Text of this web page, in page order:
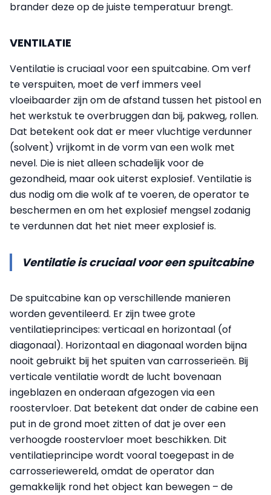
brander deze op de juiste temperatuur brengt.
VENTILATIE
Ventilatie is cruciaal voor een spuitcabine. Om verf
te verspuiten, moet de verf immers veel
vloeibaarder zijn om de afstand tussen het pistool en
het werkstuk te overbruggen dan bij, pakweg, rollen.
Dat betekent ook dat er meer vluchtige verdunner
(solvent) vrijkomt in de vorm van een wolk met
nevel. Die is niet alleen schadelijk voor de
gezondheid, maar ook uiterst explosief. Ventilatie is
dus nodig om die wolk af te voeren, de operator te
beschermen en om het explosief mengsel zodanig
te verdunnen dat het niet meer explosief is.
Ventilatie is cruciaal voor een spuitcabine
De spuitcabine kan op verschillende manieren
worden geventileerd. Er zijn twee grote
ventilatieprincipes: verticaal en horizontaal (of
diagonaal). Horizontaal en diagonaal worden bijna
nooit gebruikt bij het spuiten van carrosserieën. Bij
verticale ventilatie wordt de lucht bovenaan
ingeblazen en onderaan afgezogen via een
roostervloer. Dat betekent dat onder de cabine een
put in de grond moet zitten of dat je over een
verhoogde roostervloer moet beschikken. Dit
ventilatieprincipe wordt vooral toegepast in de
carrosseriewereld, omdat de operator dan
gemakkelijk rond het object kan bewegen – de